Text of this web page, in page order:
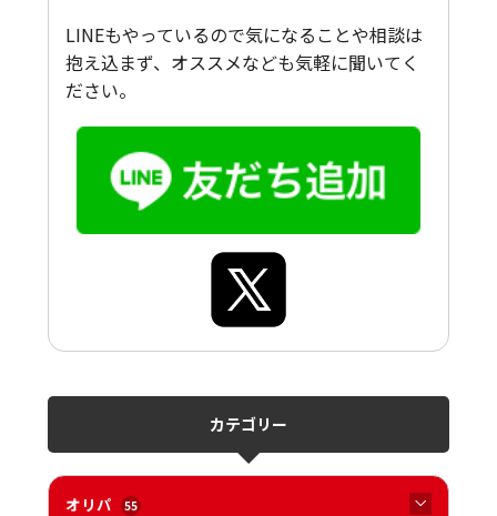
LINEもやっているので気になることや相談は
抱え込まず、オススメなども気軽に聞いてく
ださい。
カテゴリー
オリパ 55